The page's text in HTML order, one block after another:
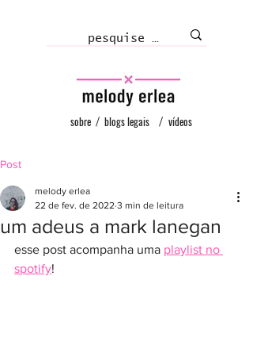
sobre / blogs legais / vídeos
Post
um adeus a mark lanegan
melody erlea
22 de fev. de 2022 3 min de leitura
esse post acompanha uma playlist no
spotify!